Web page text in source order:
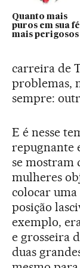
Quanto mais
puros em sua
mais perigosos
carreira de
problemas,
sempre:
E é nesse
repugnante
se mostram
mulheres
colocar
posição
exemplo,
e grosseira
duas